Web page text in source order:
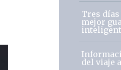
Tres días
mejor
del viaje